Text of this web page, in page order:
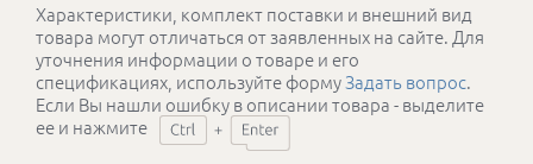
Характеристики, комплект поставки и внешний вид
товара могут отличаться от заявленных на сайте. Для
уточнения информации о товаре и его
спецификациях, используйте формуЗадать вопрос.
Если Вы нашли ошибку в описании товара - выделите
ее и нажмите